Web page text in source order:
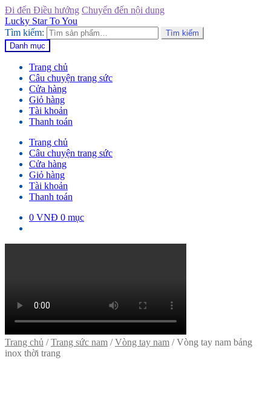
Đi đến Điều hướng Chuyển đến nội dung
Lucky Star To You
Tìm kiếm:
Tìm kiếm
Danh mục
Trang chủ
Câu chuyện trang sức
Cửa hàng
Giỏ hàng
Tài khoản
Thanh toán
Trang chủ
Câu chuyện trang sức
Cửa hàng
Giỏ hàng
Tài khoản
Thanh toán
0 VNĐ 0 mục
Trang chủ /Trang sức nam /Vòng tay nam /Vòng tay nam bảng
inox thời trang